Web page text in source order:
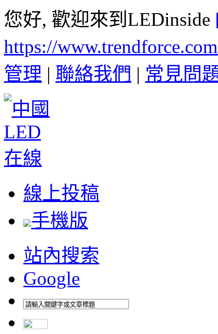
您好, 歡迎來到LEDinside
https://
管理 | 聯絡我們 | 常見問
線上投稿
手機版
站內搜索
Google